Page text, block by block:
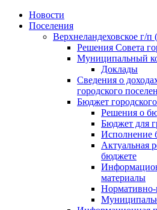
Skip
Новости
Поселения
Верхнеландеховское г/п
Решения Совета
Муниципальный
Доклады
Сведения о
городского
Бюджет
Решения о
Бюджет для
Исполнение
Актуальная
бюджете
материалы